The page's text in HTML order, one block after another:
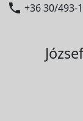
 +36 30/493-